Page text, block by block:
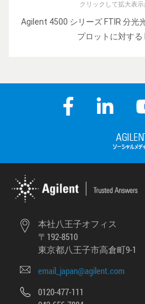
クリックして拡大表示
Agilent 4500 シリーズ FTIR 分光
プロットに対する
本社八王子オフィス
〒192-8510
東京都八王子市高倉町9-1
email_japan@agilent.com
0120-477-111